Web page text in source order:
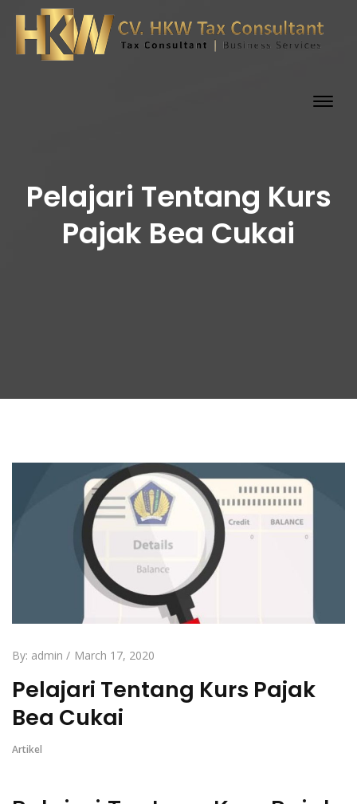
Pelajari Tentang Kurs
Pajak Bea Cukai
By: admin March 17, 2020
Pelajari Tentang Kurs Pajak
Bea Cukai
Artikel